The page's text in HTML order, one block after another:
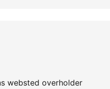
websted overholder